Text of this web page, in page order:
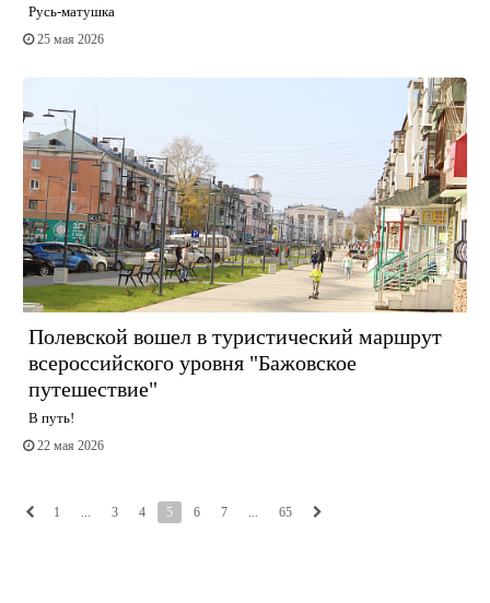
Русь-матушка
25 мая 2026
Полевской вошел в туристический маршрут
всероссийского уровня "Бажовское
путешествие"
В путь!
22 мая 2026
1 ... 3 4 5 6 7 ... 65